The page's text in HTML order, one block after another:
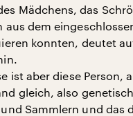
Mädchens, das
aus dem
konnten, deutet
ist aber diese Person,
gleich, also
Sammlern und das